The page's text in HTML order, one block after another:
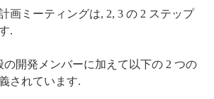
画ミーティングは, 2, 3 の 2 ステップ
.
の開発メンバーに加えて以下の 2 つの
されています.